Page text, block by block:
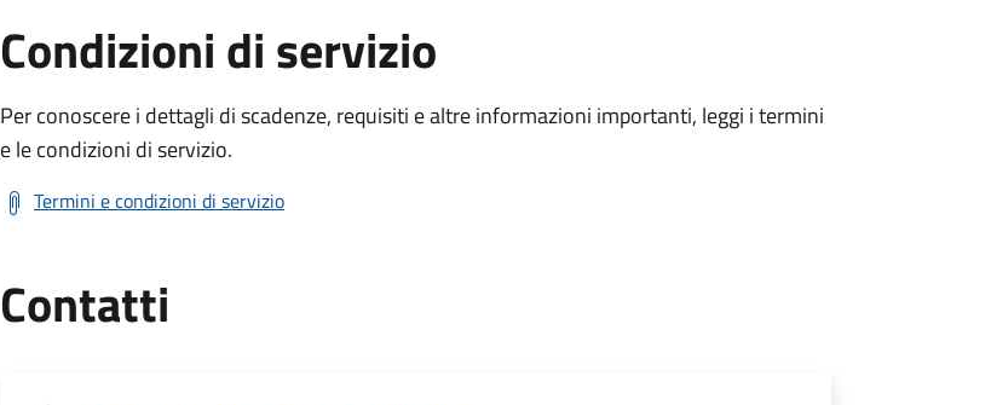
Condizioni di servizio
Per conoscere i dettagli di scadenze, requisiti e altre informazioni importanti, leggi i termini
e le condizioni di servizio.
Termini e condizioni di servizio
Contatti